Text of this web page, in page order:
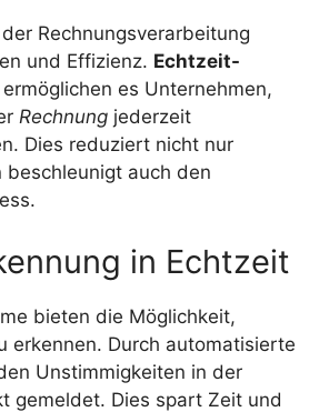
Rechnungsverarbeitung
und Effizienz. Echtzeit-
ermöglichen es Unternehmen,
Rechnung jederzeit
Dies reduziert nicht nur
beschleunigt auch den
in Echtzeit
bieten die Möglichkeit,
erkennen. Durch automatisierte
Unstimmigkeiten in der
gemeldet. Dies spart Zeit und